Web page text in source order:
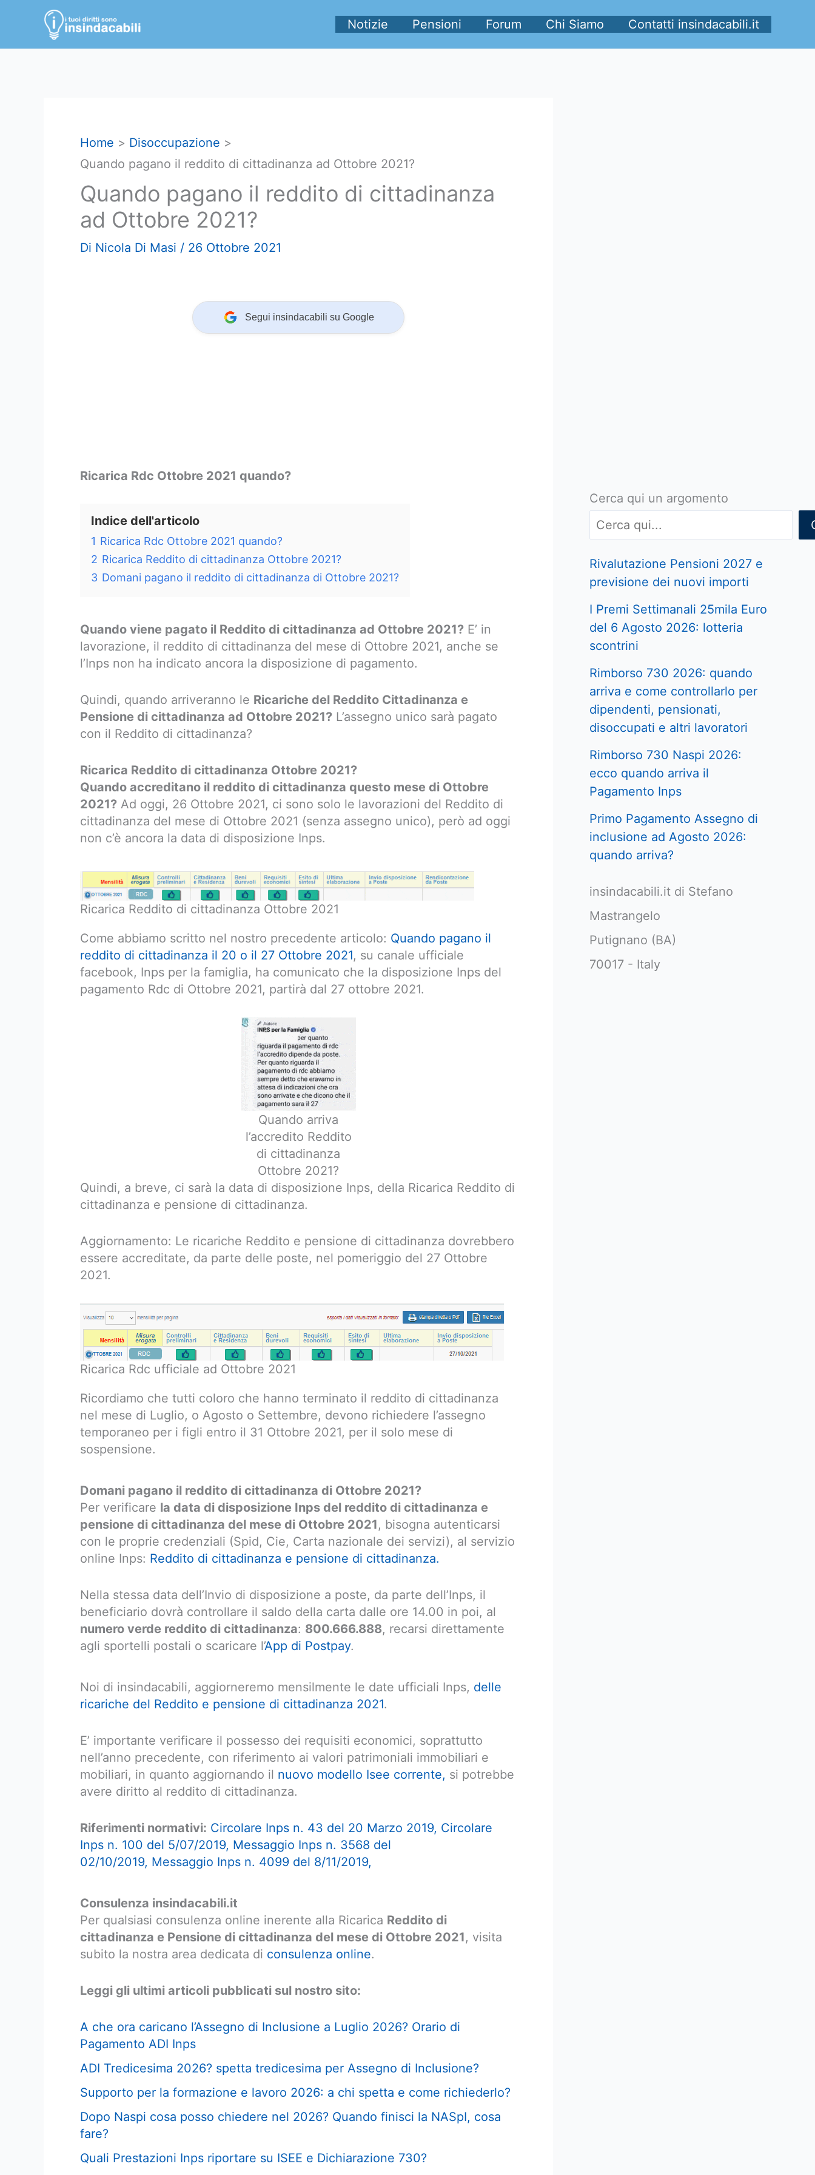
contenuto
Notizie Pensioni Forum Chi Siamo Contatti insindacabili.it
Home
Disoccupazione
Quando pagano il reddito di cittadinanza ad Ottobre 2021?
Quando pagano il reddito di cittadinanza
ad Ottobre 2021?
Di Nicola Di Masi / 26 Ottobre 2021
Segui insindacabili su Google
Ricarica Rdc Ottobre 2021 quando?
Indice dell'articolo
1 Ricarica Rdc Ottobre 2021 quando?
2 Ricarica Reddito di cittadinanza Ottobre 2021?
3 Domani pagano il reddito di cittadinanza di Ottobre 2021?
Quando viene pagato il Reddito di cittadinanza ad Ottobre 2021? E’ in
lavorazione, il reddito di cittadinanza del mese di Ottobre 2021, anche se
l’Inps non ha indicato ancora la disposizione di pagamento.
Quindi, quando arriveranno le Ricariche del Reddito Cittadinanza e
Pensione di cittadinanza ad Ottobre 2021? L’assegno unico sarà pagato
con il Reddito di cittadinanza?
Ricarica Reddito di cittadinanza Ottobre 2021?
Quando accreditano il reddito di cittadinanza questo mese di Ottobre
2021? Ad oggi, 26 Ottobre 2021, ci sono solo le lavorazioni del Reddito di
cittadinanza del mese di Ottobre 2021 (senza assegno unico), però ad oggi
non c’è ancora la data di disposizione Inps.
Ricarica Reddito di cittadinanza Ottobre 2021
Come abbiamo scritto nel nostro precedente articolo: Quando pagano il
reddito di cittadinanza il 20 o il 27 Ottobre 2021, su canale ufficiale
facebook, Inps per la famiglia, ha comunicato che la disposizione Inps del
pagamento Rdc di Ottobre 2021, partirà dal 27 ottobre 2021.
Quando arriva
l’accredito Reddito
di cittadinanza
Ottobre 2021?
Quindi, a breve, ci sarà la data di disposizione Inps, della Ricarica Reddito di
cittadinanza e pensione di cittadinanza.
Aggiornamento: Le ricariche Reddito e pensione di cittadinanza dovrebbero
essere accreditate, da parte delle poste, nel pomeriggio del 27 Ottobre
2021.
Ricarica Rdc ufficiale ad Ottobre 2021
Ricordiamo che tutti coloro che hanno terminato il reddito di cittadinanza
nel mese di Luglio, o Agosto o Settembre, devono richiedere l’assegno
temporaneo per i figli entro il 31 Ottobre 2021, per il solo mese di
sospensione.
Domani pagano il reddito di cittadinanza di Ottobre 2021?
Per verificare la data di disposizione Inps del reddito di cittadinanza e
pensione di cittadinanza del mese di Ottobre 2021, bisogna autenticarsi
con le proprie credenziali (Spid, Cie, Carta nazionale dei servizi), al servizio
online Inps: Reddito di cittadinanza e pensione di cittadinanza.
Nella stessa data dell’Invio di disposizione a poste, da parte dell’Inps, il
beneficiario dovrà controllare il saldo della carta dalle ore 14.00 in poi, al
numero verde reddito di cittadinanza: 800.666.888, recarsi direttamente
agli sportelli postali o scaricare l’App di Postpay.
Noi di insindacabili, aggiorneremo mensilmente le date ufficiali Inps, delle
ricariche del Reddito e pensione di cittadinanza 2021.
E’ importante verificare il possesso dei requisiti economici, soprattutto
nell’anno precedente, con riferimento ai valori patrimoniali immobiliari e
mobiliari, in quanto aggiornando il nuovo modello Isee corrente, si potrebbe
avere diritto al reddito di cittadinanza.
Riferimenti normativi: Circolare Inps n. 43 del 20 Marzo 2019, Circolare
Inps n. 100 del 5/07/2019, Messaggio Inps n. 3568 del
02/10/2019, Messaggio Inps n. 4099 del 8/11/2019,
Consulenza insindacabili.it
Per qualsiasi consulenza online inerente alla Ricarica Reddito di
cittadinanza e Pensione di cittadinanza del mese di Ottobre 2021, visita
subito la nostra area dedicata di consulenza online.
Leggi gli ultimi articoli pubblicati sul nostro sito:
A che ora caricano l’Assegno di Inclusione a Luglio 2026? Orario di
Pagamento ADI Inps
ADI Tredicesima 2026? spetta tredicesima per Assegno di Inclusione?
Supporto per la formazione e lavoro 2026: a chi spetta e come richiederlo?
Dopo Naspi cosa posso chiedere nel 2026? Quando finisci la NASpI, cosa
fare?
Quali Prestazioni Inps riportare su ISEE e Dichiarazione 730?
Cerca qui un argomento
Rivalutazione Pensioni 2027 e
previsione dei nuovi importi
I Premi Settimanali 25mila Euro
del 6 Agosto 2026: lotteria
scontrini
Rimborso 730 2026: quando
arriva e come controllarlo per
dipendenti, pensionati,
disoccupati e altri lavoratori
Rimborso 730 Naspi 2026:
ecco quando arriva il
Pagamento Inps
Primo Pagamento Assegno di
inclusione ad Agosto 2026:
quando arriva?
insindacabili.it di Stefano
Mastrangelo
Putignano (BA)
70017 - Italy